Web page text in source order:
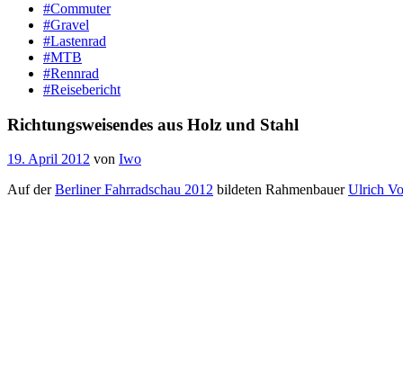
#Commuter
#Gravel
#Lastenrad
#MTB
#Rennrad
#Reisebericht
Richtungsweisendes aus Holz und Stahl
19. April 2012 von Iwo
Auf derBerliner Fahrradschau 2012 bildeten RahmenbauerUlrich